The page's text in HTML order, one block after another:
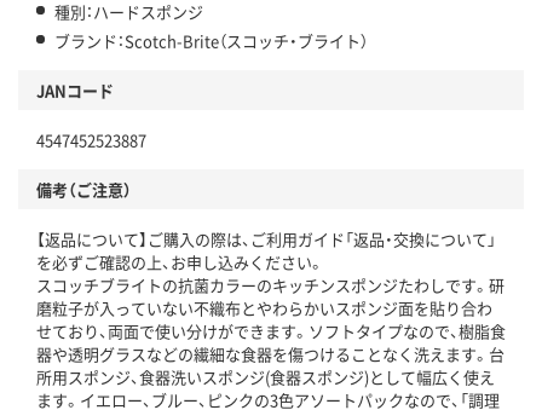
種別：ハードスポンジ
ブランド：Scotch-Brite（スコッチ・ブライト）
JANコード
4547452523887
備考（ご注意）
【返品について】ご購入の際は、ご利用ガイド「返品・交換について」
を必ずご確認の上、お申し込みください。
スコッチブライトの抗菌カラーのキッチンスポンジたわしです。研
磨粒子が入っていない不織布とやわらかいスポンジ面を貼り合わ
せており、両面で使い分けができます。ソフトタイプなので、樹脂食
器や透明グラスなどの繊細な食器を傷つけることなく洗えます。台
所用スポンジ、食器洗いスポンジ(食器スポンジ)として幅広く使え
ます。イエロー、ブルー、ピンクの3色アソートパックなので、「調理